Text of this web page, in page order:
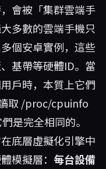
會被「集群雲端手
多數的雲端手機只
個安卓實例，這些
基帶等硬體ID。當
戶時，本質上它們
取 /proc/cpuinfo
是完全相同的。
底層虛擬化引擎中
模擬層： 每台設備